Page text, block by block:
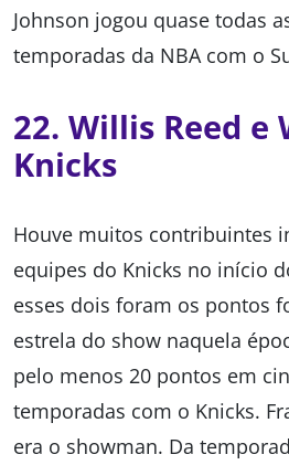
Johnson jogou quase todas
temporadas da NBA com o
22. Willis Reed e
Knicks
Houve muitos contribuintes
equipes do Knicks no início
esses dois foram os pontos
estrela do show naquela
pelo menos 20 pontos em
temporadas com o Knicks.
era o showman. Da